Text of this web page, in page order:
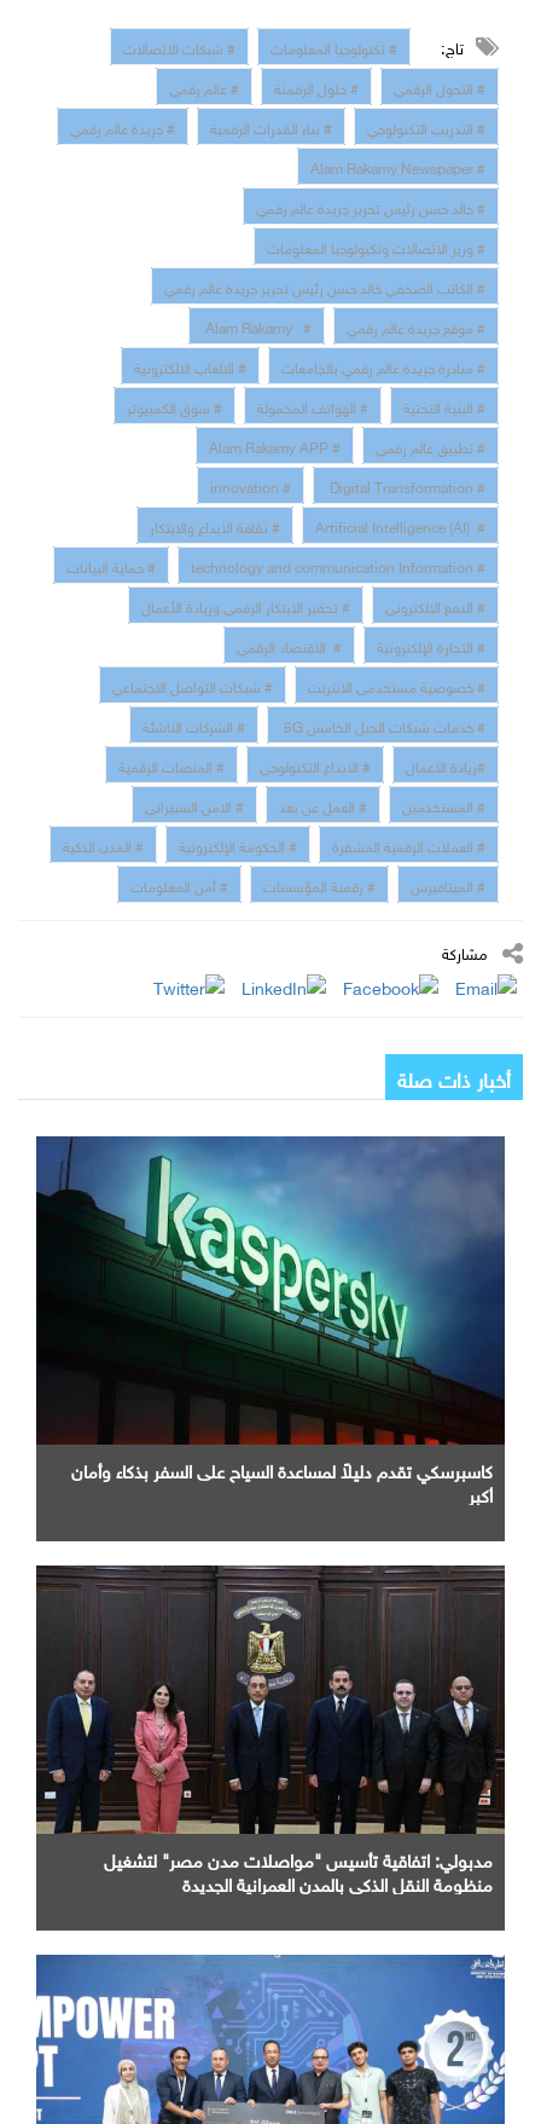
تاج: # تكنولوجيا المعلومات
# شبكات الاتصالات
# التحول الرقمي
# حلول الرقمنة
# عالم رقمي
# التدريب التكنولوجي
# بناء القدرات الرقمية
# جريدة عالم رقمي
# Alam Rakamy Newspaper
# خالد حسن رئيس تحرير جريدة عالم رقمي
# وزير الاتصالات وتكنولوجيا المعلومات
# الكاتب الصحفي خالد حسن رئيس تحرير جريدة عالم رقمي
# موقع جريدة عالم رقمي
# Alam Rakamy
# مبادرة جريدة عالم رقمي بالجامعات
# الالعاب الالكترونية
# البنية التحتية
# الهواتف المحمولة
# سوق الكمبيوتر
# تطبيق عالم رقمي
# Alam Rakamy APP
# Digital Transformation
# innovation
# Artificial Intelligence (AI)
# ثقافة الابداع والابتكار
# technology and communication Information
# حماية البيانات
# الدفع الالكتروني
# تحفيز الابتكار الرقمي وريادة الأعمال
# التجارة الإلكترونية
# الاقتصاد الرقمي
# خصوصية مستخدمى الانترنت
# شبكات التواصل الاجتماعي
# خدمات شبكات الجيل الخامس 5G
# الشركات الناشئة
#ريادة الاعمال
# الابداع التكنولوجي
# المنصات الرقمية
# المستخدمين
# العمل عن بعد
# الامن السبيراني
# العملات الرقمية المشفرة
# الحكومة الإلكترونية
# المدن الذكية
# الميتافيرس
# رقمنة المؤسسات # أمن المعلومات
مشاركة
أخبار ذات صلة
كاسبرسكي تقدم دليلاً لمساعدة السياح على السفر بذكاء وأمان
أكبر
مدبولي: اتفاقية تأسيس "مواصلات مدن مصر" لتشغيل
منظومة النقل الذكي بالمدن العمرانية الجديدة